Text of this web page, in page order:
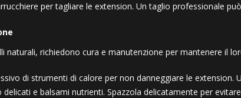
per tagliare le extension. Un taglio professionale
naturali, richiedono cura e manutenzione per mantenere il
di strumenti di calore per non danneggiare le extension.
e balsami nutrienti. Spazzola delicatamente per